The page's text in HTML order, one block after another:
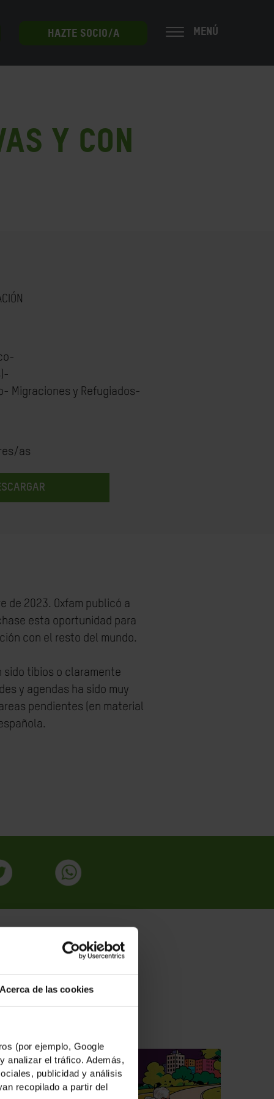
Acerca de las cookies
(por ejemplo, Google
analizar el tráfico. Además,
publicidad y análisis
recopilado a partir del
HAZTE SOCIO/A MENÚ
y con
Migraciones y Refugiados-
as
de 2023. Oxfam publicó a
esta oportunidad para
con el resto del mundo.
sido tibios o claramente
y agendas ha sido muy
pendientes (en material